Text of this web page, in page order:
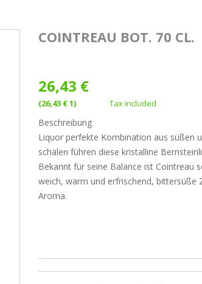
COINTREAU BOT. 70 CL.
26,43 €
(26,43 € 1) Tax included
Beschreibung
Liquor perfekte Kombination aus süßen
schälen führen diese kristalline
Bekannt für seine Balance ist Cointreau
weich, warm und erfrischend, bittersüße
Aroma.